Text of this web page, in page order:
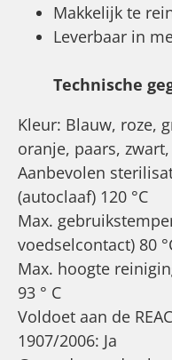
Makkelijk te
Leverbaar in
Technische
Kleur: Blauw, roze,
oranje, paars,
Aanbevolen
(autoclaaf) 120 °C
Max.
voedselcontact) 80
Max. hoogte
93 ° C
Voldoet aan de
1907/2006: Ja